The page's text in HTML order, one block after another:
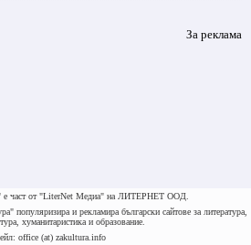
За реклама
е част от "LiterNet Медиа" на ЛИТЕРНЕТ ООД.
популяризира и рекламира български сайтове за литература,
хуманитаристика и образование.
office (at) zakultura.info